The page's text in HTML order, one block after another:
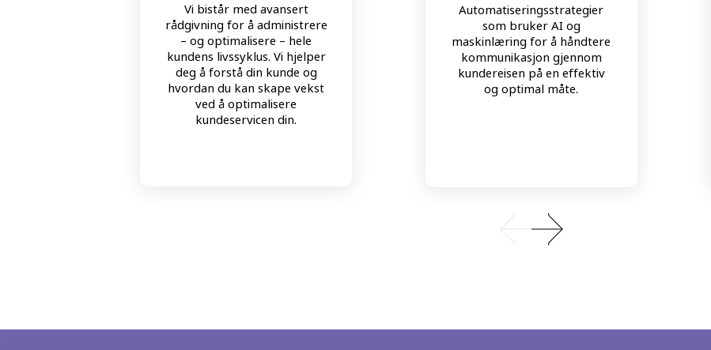
Vi bistår med avansert
rådgivning for å administrere
– og optimalisere – hele
kundens livssyklus. Vi hjelper
deg å forstå din kunde og
hvordan du kan skape vekst
ved å optimalisere
kundeservicen din.
Automatiseringsstrategier
som bruker AI og
maskinlæring for å håndtere
kommunikasjon gjennom
kundereisen på en effektiv
og optimal måte.